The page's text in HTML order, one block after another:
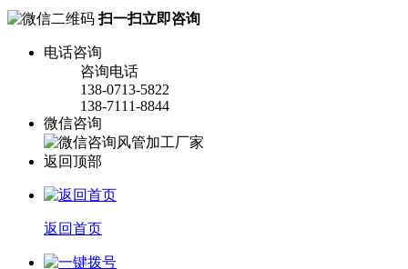
扫一扫立即咨询
电话咨询
咨询电话
138-0713-5822
138-7111-8844
微信咨询
返回顶部
返回首页